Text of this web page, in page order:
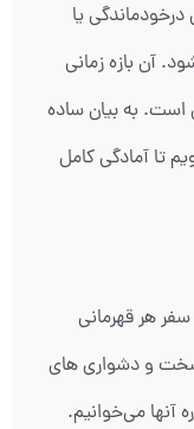
یا
آن بازه زمانی
است. به بیان ساده
تا آمادگی کامل
سفر هر قهرمانی
و دشواری های
آنها می‌خوانیم.